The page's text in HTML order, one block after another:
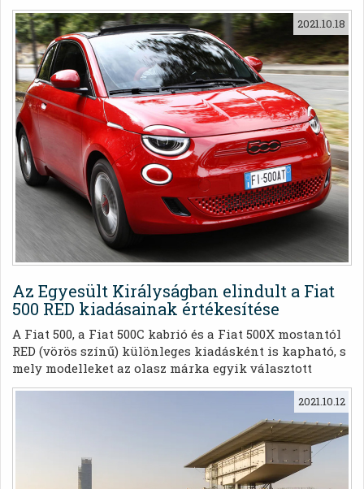
Az Egyesült Királyságban elindult a Fiat
500 RED kiadásainak értékesítése
2021.10.18
A Fiat 500, a Fiat 500C kabrió és a Fiat 500X mostantól
RED (vörös színű) különleges kiadásként is kapható, s
mely modelleket az olasz márka egyik választott
jótékonysági szervezetének támogatására gyártottak
2021.10.12